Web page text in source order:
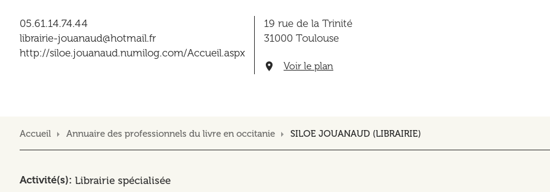
05.61.14.74.44
librairie-jouanaud@hotmail.fr
http://siloe.jouanaud.numilog.com/Accueil.aspx
19 rue de la Trinité
31000 Toulouse
Voir le plan
Accueil Annuaire des professionnels du livre en occitanie SILOE JOUANAUD (LIBRAIRIE)
Activité(s) Librairie spécialisée